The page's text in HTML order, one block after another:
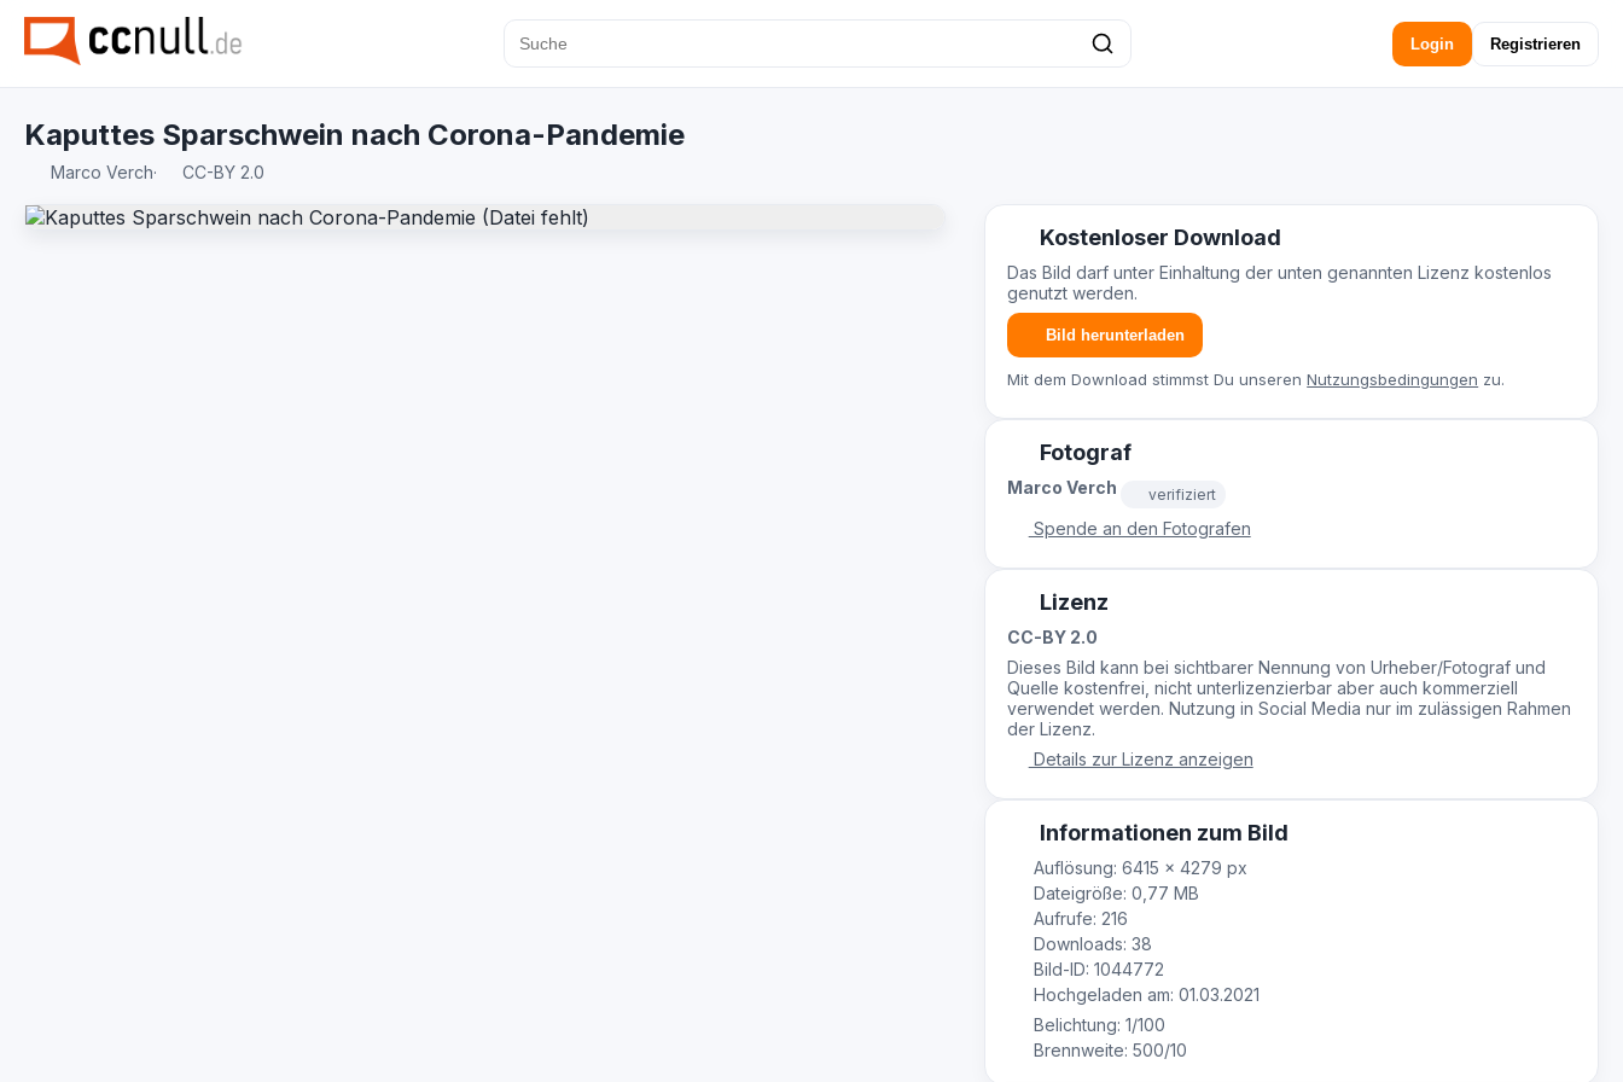
Login Registrieren
Kaputtes Sparschwein nach Corona-Pandemie
Marco Verch· CC-BY 2.0
Kostenloser Download
Das Bild darf unter Einhaltung der unten genannten Lizenz kostenlos
genutzt werden.
Bild herunterladen
Mit dem Download stimmst Du unserenNutzungsbedingungen zu.
Fotograf
Marco Verch verifiziert
Spende an den Fotografen
Lizenz
CC-BY 2.0
Dieses Bild kann bei sichtbarer Nennung von Urheber/Fotograf und
Quelle kostenfrei, nicht unterlizenzierbar aber auch kommerziell
verwendet werden. Nutzung in Social Media nur im zulässigen Rahmen
der Lizenz.
Details zur Lizenz anzeigen
Informationen zum Bild
Auflösung: 6415 × 4279 px
Dateigröße: 0,77 MB
Aufrufe: 216
Downloads: 38
Bild-ID: 1044772
Hochgeladen am: 01.03.2021
Belichtung: 1/100
Brennweite: 500/10